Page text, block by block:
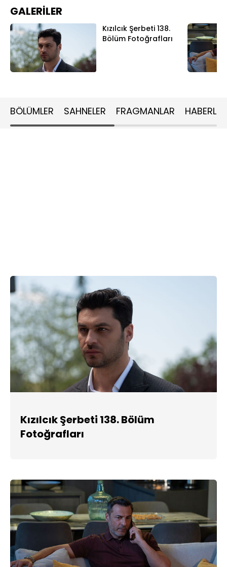
GALERİLER
Kızılcık Şerbeti 138.
Bölüm Fotoğrafları
BÖLÜMLER SAHNELER FRAGMANLAR HABERLER
Kızılcık Şerbeti 138. Bölüm
Fotoğrafları